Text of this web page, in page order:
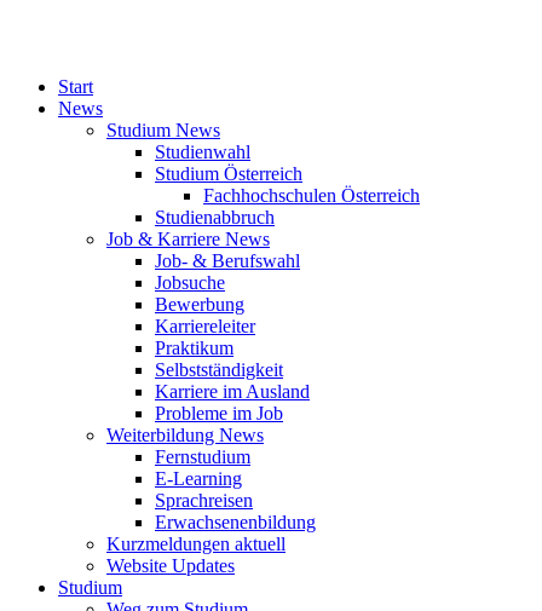
Start
News
Studium News
Studienwahl
Studium Österreich
Fachhochschulen Österreich
Studienabbruch
Job & Karriere News
Job- & Berufswahl
Jobsuche
Bewerbung
Karriereleiter
Praktikum
Selbstständigkeit
Karriere im Ausland
Probleme im Job
Weiterbildung News
Fernstudium
E-Learning
Sprachreisen
Erwachsenenbildung
Kurzmeldungen aktuell
Website Updates
Studium